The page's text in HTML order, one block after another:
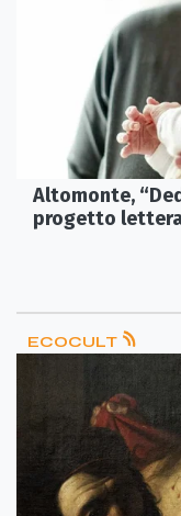
Altomonte,
progetto
ECOCULT